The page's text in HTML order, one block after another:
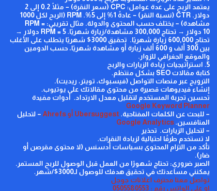
يعتمد الربح على عدة عوامل: CPC
(سعر النقرة) – مثلًا 0.2 إلى 2
دولار. CTR (نسبة النقر) – عادةً 1% إلى 5%. RPM
(الربح لكل 1000
مشاهدة) – يختلف حسب المحتوى والدولة. مثال تقريبي: RPM =
10 دولار → تحتاج 300,000 مشاهدة/زيارة شهريًا. RPM = 5 دولار →
تحتاج 600,000 زيارة شهريًا.
تحقيق 3000$ شهريًا يتطلب على الأغلب
بين 300 ألف و 600 ألف زيارة أو مشاهدة شهريًا، حسب الدومين
والموقع الجغرافي للزوار.
5. استراتيجيات زيادة الزيارات والربح
كتابة مقالات SEO بشكل منتظم.
الترويج عبر منصات التواصل (فيسبوك، تويتر، ريديت).
إنشاء فيديوهات قصيرة من محتوى مقالاتك على يوتيوب.
تحسين تجربة المستخدم لتقليل معدل الارتداد. أدوات مفيدة
Google Keyword Planner
– للبحث عن الكلمات المفتاحية. Ubersuggest أو Ahrefs – لتحليل
المنافسين. Google Analytics
– لتحليل الزيارات. تحذير
لا تستخدم طرقًا احتيالية لزيادة النقرات.
تأكد من التزام المحتوى بسياسات أدسنس (لا محتوى مقرصن أو
ضار).
الصبر ضروري: تحتاج شهورًا من العمل قبل الوصول للربح المستمر.
يمكنني مساعدتك في تحقيق هدفك للوصول لـ3000$/شهر.
تواصل معنا محترف اعلانات جوجل
او على الواتس رقم : 0505580553